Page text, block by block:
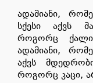
ადამიანი,
სქესი აქვს
როგორც
ადამიანი,
აქვს
როგორც კაცი,